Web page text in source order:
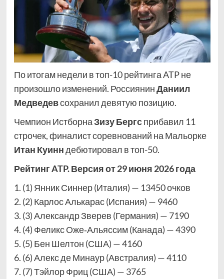
По итогам недели в топ-10 рейтинга ATP не
произошло изменений. РоссиянинДаниил
Медведевсохранил девятую позицию.
Чемпион ИстборнаЗизу Бергсприбавил 11
строчек, финалист соревнований на Мальорке
Итан Куинндебютировал в топ-50.
Рейтинг ATP. Версия от 29 июня 2026 года
1. (1) Янник Синнер (Италия) — 13450 очков
2. (2) Карлос Алькарас (Испания) — 9460
3. (3) Александр Зверев (Германия) — 7190
4. (4) Феликс Оже‑Альяссим (Канада) — 4390
5. (5) Бен Шелтон (США) — 4160
6. (6) Алекс де Минаур (Австралия) — 4110
7. (7) Тэйлор Фриц (США) — 3765